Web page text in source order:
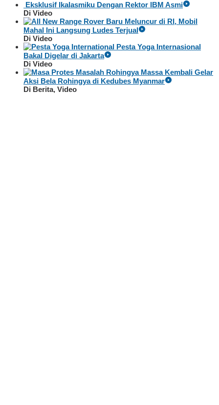
Eksklusif Ikalasmiku Dengan Rektor IBM Asmi
Di Video
Baru Meluncur di RI, Mobil
Mahal Ini Langsung Ludes Terjual
Di Video
Pesta Yoga Internasional
Bakal Digelar di Jakarta
Di Video
Massa Kembali Gelar
Aksi Bela Rohingya di Kedubes Myanmar
Di Berita, Video